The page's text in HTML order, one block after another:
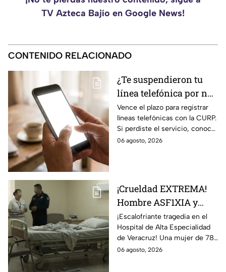
TV Azteca Bajío en Google News!
CONTENIDO RELACIONADO
¿Te suspendieron tu
línea telefónica por no
vincularla con tu
CURP? Pasos para
recuperarla
Vence el plazo para registrar
líneas telefónicas con la CURP.
Si perdiste el servicio, conoce
cómo recuperarlo antes de
06 agosto, 2026
¡Crueldad EXTREMA!
Hombre ASF1XIA y
MAT4 a su SUEGRA
durante su visita en
este hospital en
México; así ocurrió
¡Escalofriante tragedia en el
Hospital de Alta Especialidad
de Veracruz! Una mujer de 78
años fallece tras ser
06 agosto, 2026